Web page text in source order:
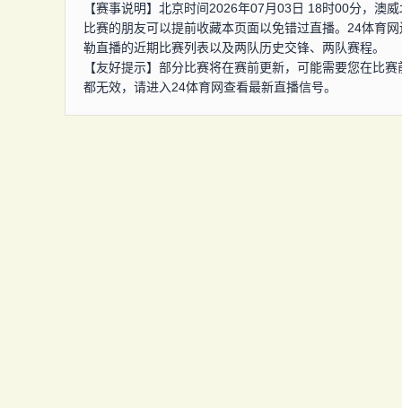
【赛事说明】北京时间2026年07月03日 18时00分，澳
比赛的朋友可以提前收藏本页面以免错过直播。24体育
勒直播的近期比赛列表以及两队历史交锋、两队赛程。
【友好提示】部分比赛将在赛前更新，可能需要您在比
都无效，请进入24体育网查看最新直播信号。